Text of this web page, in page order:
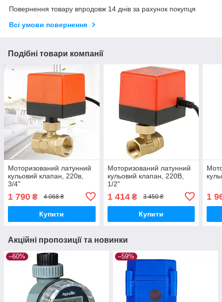
Повернення товару впродовж 14 днів за рахунок покупця
Всі умови повернення
Подібні товари компанії
Моторизований латунний
кульовий клапан, 220в,
3/4"
1 790 ₴ 4 068 ₴
Купити
Моторизований латунний
кульовий клапан, 220В,
1/2"
1 414₴ 3 450 ₴
Купити
1
Акційні пропозиції та новинки
–60% –59%